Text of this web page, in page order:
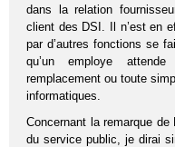
dans la relation
client des DSI. Il n’est en
par d’autres fonctions se
qu’un employe
remplacement ou toute
informatiques.
Concernant la remarque de
du service public, je dirai